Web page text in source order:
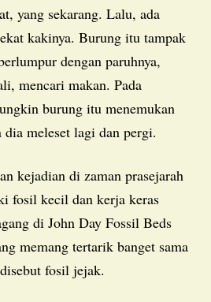
yang sekarang. Lalu, ada
kakinya. Burung itu tampak
dengan paruhnya,
mencari makan. Pada
burung itu menemukan
meleset lagi dan pergi.
fosil kecil dan kerja keras
di John Day Fossil Beds
memang tertarik banget sama
fosil jejak.